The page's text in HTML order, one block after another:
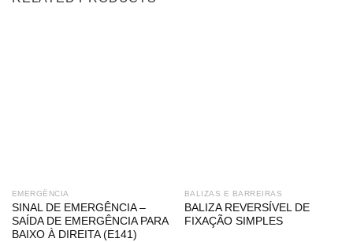
EMERGÊNCIA
SINAL DE EMERGÊNCIA –
SAÍDA DE EMERGÊNCIA PARA
BAIXO À DIREITA (E141)
BALIZAS E BARREIRAS
BALIZA REVERSÍVEL DE
FIXAÇÃO SIMPLES